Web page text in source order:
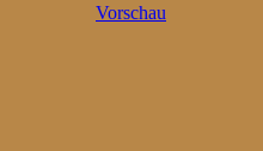
Vorschau